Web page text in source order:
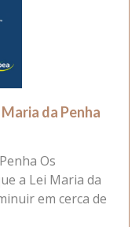
da Penha
Os
a Lei Maria da
em cerca de